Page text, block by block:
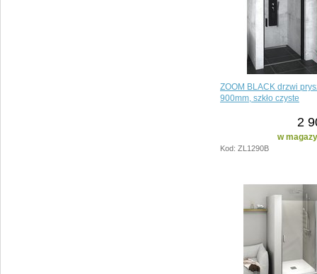
ZOOM BLACK drzwi
900mm, szkło czyste
2
w
Kod: ZL1290B